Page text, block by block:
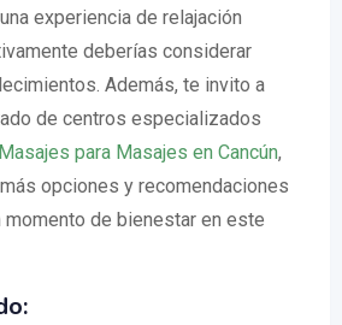
experiencia de relajación
deberías considerar
Además, te invito a
de centros especializados
para Masajes en Cancún,
opciones y recomendaciones
momento de bienestar en este